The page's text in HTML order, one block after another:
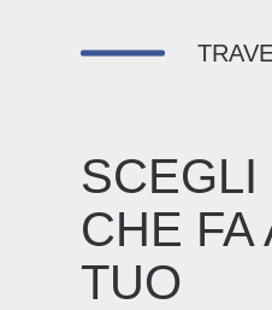
SCEGLI
CHE FA
TUO